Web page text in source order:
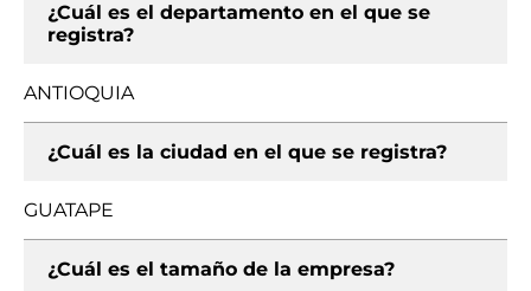
¿Cuál es el departamento en el que se
registra?
ANTIOQUIA
¿Cuál es la ciudad en el que se registra?
GUATAPE
¿Cuál es el tamaño de la empresa?